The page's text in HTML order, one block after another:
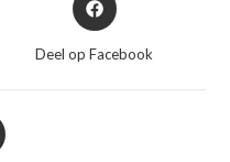
in
nieuw
Deel op Facebook